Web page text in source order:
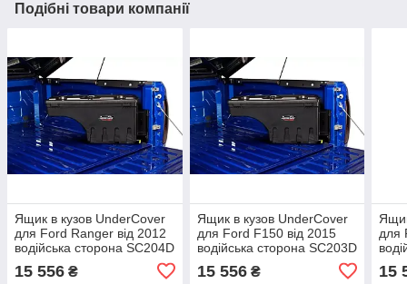
Подібні товари компанії
Ящик в кузов UnderCover
для Ford Ranger від 2012
водійська сторона SC204D
15 556 ₴
Ящик в кузов UnderCover
для Ford F150 від 2015
водійська сторона SC203D
15 556₴
для
15